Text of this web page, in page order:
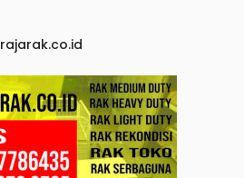
rajarak.co.id